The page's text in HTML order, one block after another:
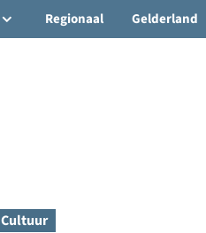
Regionaal Gelderland
Cultuur